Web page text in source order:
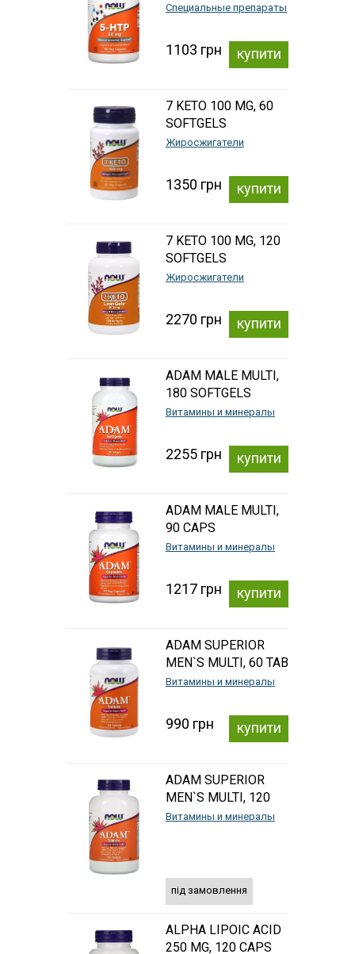
Специальные препараты
1103 грн купити
7 KETO 100 MG, 60
SOFTGELS
Жиросжигатели
1350 грн купити
7 KETO 100 MG, 120
SOFTGELS
Жиросжигатели
2270 грн купити
ADAM MALE MULTI,
180 SOFTGELS
Витамины и минералы
2255 грн купити
ADAM MALE MULTI,
90 CAPS
Витамины и минералы
1217 грн купити
ADAM SUPERIOR
MEN`S MULTI, 60 TAB
Витамины и минералы
990 грн купити
ADAM SUPERIOR
MEN`S MULTI, 120
TAB
Витамины и минералы
під замовлення
ALPHA LIPOIC ACID
250 MG, 120 CAPS